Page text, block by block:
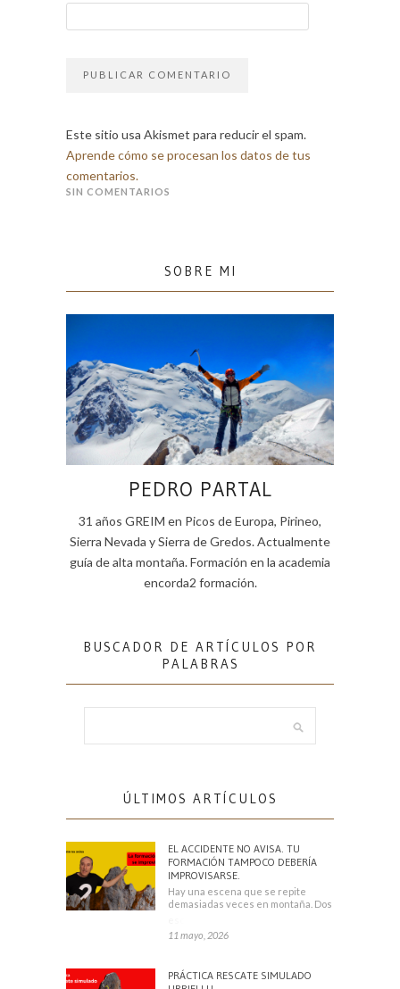
Este sitio usa Akismet para reducir el spam.
Aprende cómo se procesan los datos de tus
comentarios.
SIN COMENTARIOS
SOBRE MI
PEDRO PARTAL
31 años GREIM en Picos de Europa, Pirineo,
Sierra Nevada y Sierra de Gredos. Actualmente
guía de alta montaña. Formación en la academia
encorda2 formación.
BUSCADOR DE ARTÍCULOS POR
PALABRAS
ÚLTIMOS ARTÍCULOS
EL ACCIDENTE NO AVISA. TU
FORMACIÓN TAMPOCO DEBERÍA
IMPROVISARSE.
Hay una escena que se repite
demasiadas veces en montaña. Dos
11 mayo, 2026
PRÁCTICA RESCATE SIMULADO